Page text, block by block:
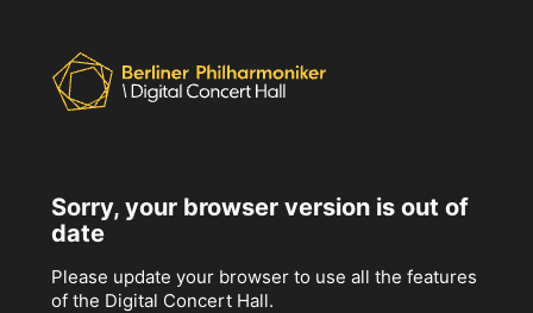
Sorry, your browser version is out of
date
Please update your browser to use all the features
of the Digital Concert Hall.